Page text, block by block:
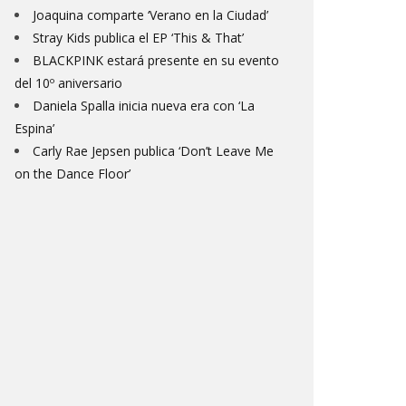
Joaquina comparte ‘Verano en la Ciudad’
Stray Kids publica el EP ‘This & That’
BLACKPINK estará presente en su evento
del 10º aniversario
Daniela Spalla inicia nueva era con ‘La
Espina’
Carly Rae Jepsen publica ‘Don’t Leave Me
on the Dance Floor’